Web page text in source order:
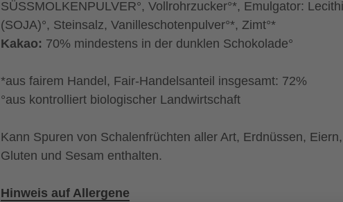
SÜSSMOLKENPULVER°, Vollrohrzucker°*, Emulgator:
(SOJA)°, Steinsalz, Vanilleschotenpulver°*, Zimt°*
Kakao: 70% mindestens in der dunklen Schokolade°
*aus fairem Handel, Fair-Handelsanteil insgesamt: 72%
°aus kontrolliert biologischer Landwirtschaft
Kann Spuren von Schalenfrüchten aller Art, Erdnüssen, Eiern,
Gluten und Sesam enthalten.
Hinweis auf Allergene